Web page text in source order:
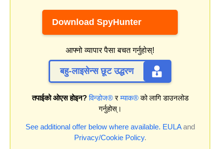
Download SpyHunter
आफ्नो व्यापार पैसा बचत गर्नुहोस्!
बहु-लाइसेन्स छूट उद्धरण
तपाईको ओएस होइन? विन्डोज®रम्याक®को लागि डाउनलोड
गर्नुहोस्।
See additional offer below where available. EULAand
Privacy/Cookie Policy.